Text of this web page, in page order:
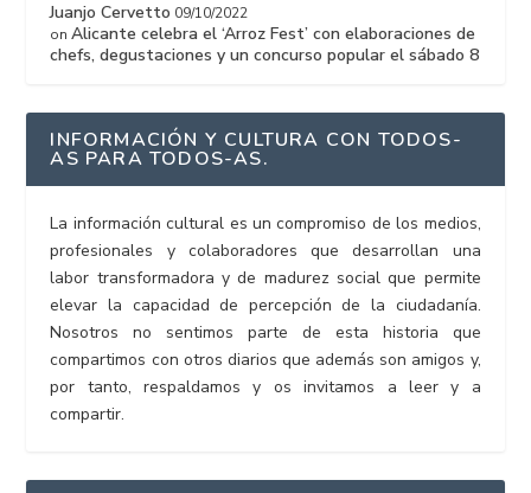
Juanjo Cervetto 09/10/2022
onAlicante celebra el ‘Arroz Fest’ con elaboraciones de
chefs, degustaciones y un concurso popular el sábado 8
INFORMACIÓN Y CULTURA CON TODOS-
AS PARA TODOS-AS.
La información cultural es un compromiso de los medios,
profesionales y colaboradores que desarrollan una
labor transformadora y de madurez social que permite
elevar la capacidad de percepción de la ciudadanía.
Nosotros no sentimos parte de esta historia que
compartimos con otros diarios que además son amigos y,
por tanto, respaldamos y os invitamos a leer y a
compartir.